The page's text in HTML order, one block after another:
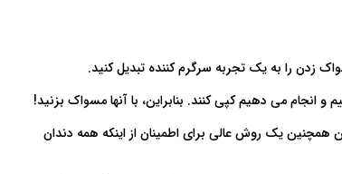
زدن را به یک تجربه سرگرم کننده تبدیل کنید.
انجام می دهیم کپی کنند. بنابراین، با آنها مسواک بزنید!
همچنین یک روش عالی برای اطمینان از اینکه همه دندان